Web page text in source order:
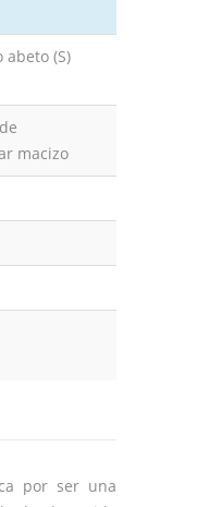
abeto (S)
macizo
por ser una